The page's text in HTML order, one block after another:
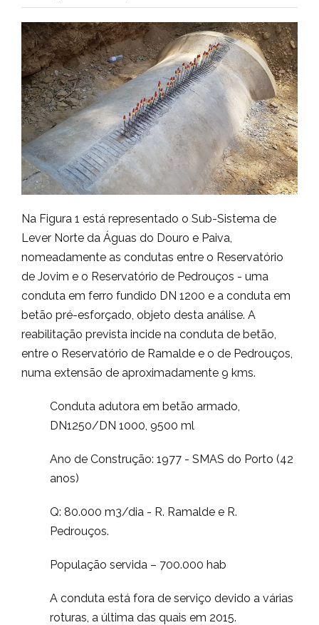
Na Figura 1 está representado o Sub-Sistema de
Lever Norte da Águas do Douro e Paiva,
nomeadamente as condutas entre o Reservatório
de Jovim e o Reservatório de Pedrouços - uma
conduta em ferro fundido DN 1200 e a conduta em
betão pré-esforçado, objeto desta análise. A
reabilitação prevista incide na conduta de betão,
entre o Reservatório de Ramalde e o de Pedrouços,
numa extensão de aproximadamente 9 kms.
Conduta adutora em betão armado,
DN1250/DN 1000, 9500 ml
Ano de Construção: 1977 - SMAS do Porto (42
anos)
Q: 80.000 m3/dia - R. Ramalde e R.
Pedrouços.
População servida – 700.000 hab
A conduta está fora de serviço devido a várias
roturas, a última das quais em 2015.